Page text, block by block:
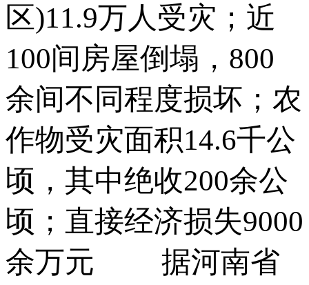
区)11.9万人受灾；近
100间房屋倒塌，800
余间不同程度损坏；农
作物受灾面积14.6千公
顷，其中绝收200余公
顷；直接经济损失9000
余万元 据河南省